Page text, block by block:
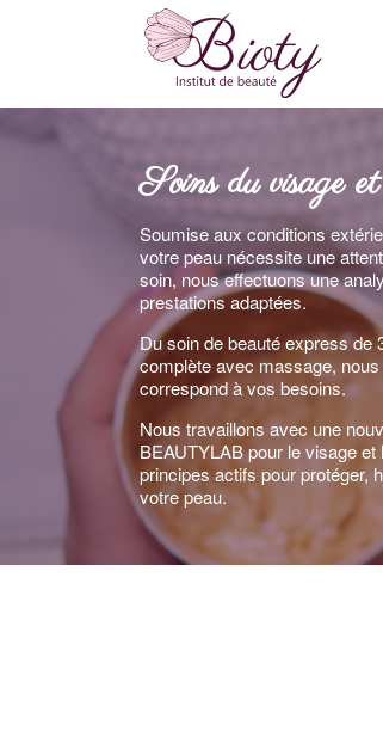
Soins du visage
Soumise aux conditions
votre peau nécessite une
soin, nous effectuons une
prestations adaptées.
Du soin de beauté express de
complète avec massage,
correspond à vos besoins.
Nous travaillons avec une
BEAUTYLAB pour le visage
principes actifs pour protéger,
votre peau.